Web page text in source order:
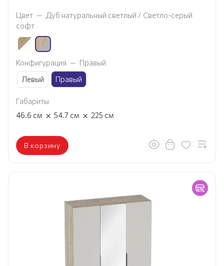
Цвет — Дуб натуральный светлый / Светло-серый
софт
Конфигурация — Правый
Левый
Правый
Габариты
46.6 см × 54.7 см × 225 см
В корзину